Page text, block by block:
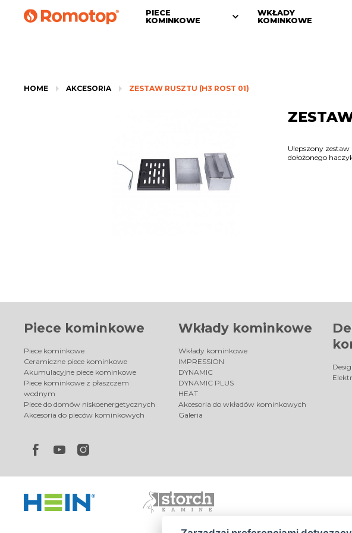
PIECE
KOMINKOWE
WKŁADY
KOMINKOWE
HOME AKCESORIA ZESTAW RUSZTU (H3 ROST 01)
Ulepszony
dołożonego
Piece kominkowe
Piece kominkowe
Ceramiczne piece kominkowe
Akumulacyjne piece kominkowe
Piece kominkowe z płaszczem
wodnym
Piece do domów niskoenergetycznych
Akcesoria do pieców kominkowych
Wkłady kominkowe
Wkłady kominkowe
IMPRESSION
DYNAMIC
DYNAMIC PLUS
HEAT
Akcesoria do wkładów kominkowych
Galeria